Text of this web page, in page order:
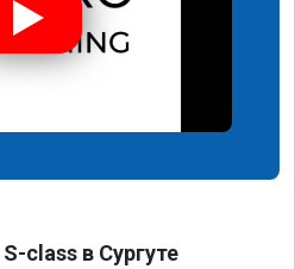
class в Сургуте